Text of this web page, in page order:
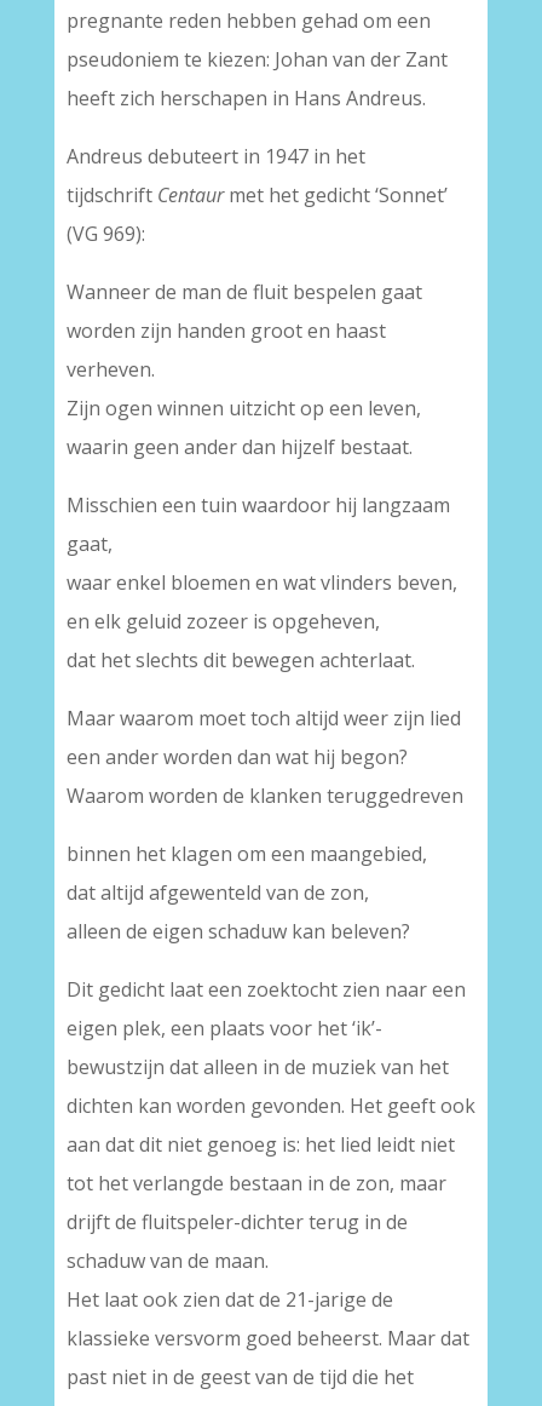
pregnante reden hebben gehad om een
pseudoniem te kiezen: Johan van der Zant
heeft zich herschapen in Hans Andreus.
Andreus debuteert in 1947 in het
tijdschrift Centaurmet het gedicht ‘Sonnet’
(VG 969):
Wanneer de man de fluit bespelen gaat
worden zijn handen groot en haast
verheven.
Zijn ogen winnen uitzicht op een leven,
waarin geen ander dan hijzelf bestaat.
Misschien een tuin waardoor hij langzaam
gaat,
waar enkel bloemen en wat vlinders beven,
en elk geluid zozeer is opgeheven,
dat het slechts dit bewegen achterlaat.
Maar waarom moet toch altijd weer zijn lied
een ander worden dan wat hij begon?
Waarom worden de klanken teruggedreven
binnen het klagen om een maangebied,
dat altijd afgewenteld van de zon,
alleen de eigen schaduw kan beleven?
Dit gedicht laat een zoektocht zien naar een
eigen plek, een plaats voor het ‘ik’-
bewustzijn dat alleen in de muziek van het
dichten kan worden gevonden. Het geeft ook
aan dat dit niet genoeg is: het lied leidt niet
tot het verlangde bestaan in de zon, maar
drijft de fluitspeler-dichter terug in de
schaduw van de maan.
Het laat ook zien dat de 21-jarige de
klassieke versvorm goed beheerst. Maar dat
past niet in de geest van de tijd die het